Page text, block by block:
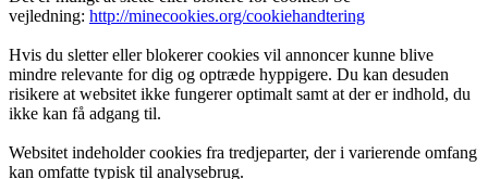
vejledning: http://minecookies.org/cookiehandtering
Hvis du sletter eller blokerer cookies vil annoncer kunne blive
mindre relevante for dig og optræde hyppigere. Du kan desuden
risikere at websitet ikke fungerer optimalt samt at der er indhold, du
ikke kan få adgang til.
Websitet indeholder cookies fra tredjeparter, der i varierende omfang
kan omfatte typisk til analysebrug.